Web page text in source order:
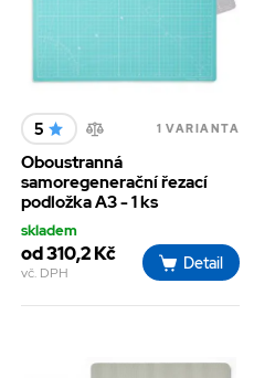
5 1 VARIANTA
Oboustranná
samoregenerační řezací
podložka A3 - 1 ks
skladem
od 310,2 Kč
vč. DPH
Detail